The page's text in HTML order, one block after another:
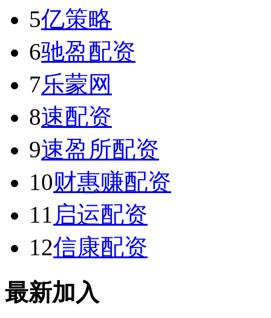
5亿策略
6驰盈配资
7乐蒙网
8速配资
9速盈所配资
10财惠赚配资
11 启运配资
12信康配资
最新加入